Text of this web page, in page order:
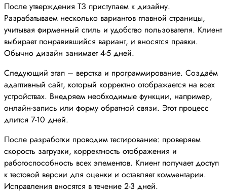
После утверждения ТЗ приступаем к дизайну.
Разрабатываем несколько вариантов главной страницы,
учитывая фирменный стиль и удобство пользователя. Клиент
выбирает понравившийся вариант, и вносятся правки.
Обычно дизайн занимает 4-5 дней.
Следующий этап – верстка и программирование. Создаём
адаптивный сайт, который корректно отображается на всех
устройствах. Внедряем необходимые функции, например,
онлайн-запись или форму обратной связи. Этот процесс
длится 7-10 дней.
После разработки проводим тестирование: проверяем
скорость загрузки, корректность отображения и
работоспособность всех элементов. Клиент получает доступ
к тестовой версии для оценки и оставляет комментарии.
Исправления вносятся в течение 2-3 дней.